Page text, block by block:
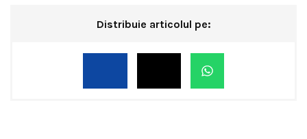
Distribuie articolul pe: